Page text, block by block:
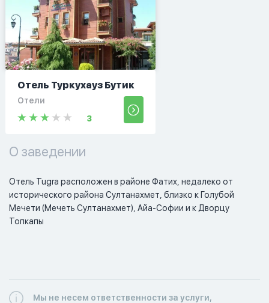
Отель Туркухауз Бутик
Отели
3
О заведении
Отель Tugra расположен в районе Фатих, недалеко от
исторического района Султанахмет, близко к Голубой
Мечети (Мечеть Султанахмет), Айа-Софии и к Дворцу
Топкапы
Мы не несем ответственности за услуги,